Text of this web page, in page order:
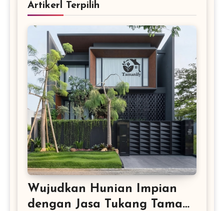
Artikerl Terpilih
Wujudkan Hunian Impian
dengan Jasa Tukang Taman